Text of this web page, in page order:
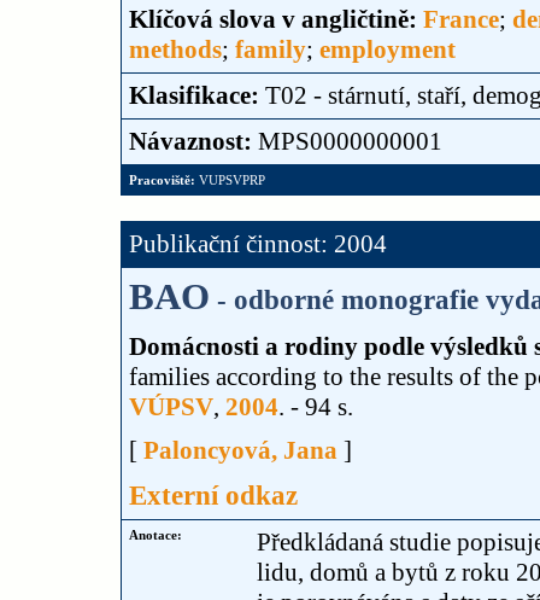
Klíčová slova v angličtině: France;
methods; family; employment
Klasifikace: T02 - stárnutí, staří,
Návaznost: MPS0000000001
Pracoviště: VUPSVPRP
Publikační činnost: 2004
BAO - odborné monografie
Domácnosti a rodiny podle
families according to the results of the
VÚPSV, 2004. - 94 s.
[ Paloncyová, Jana ]
Externí odkaz
Anotace:
Předkládaná studie
lidu, domů a bytů z roku